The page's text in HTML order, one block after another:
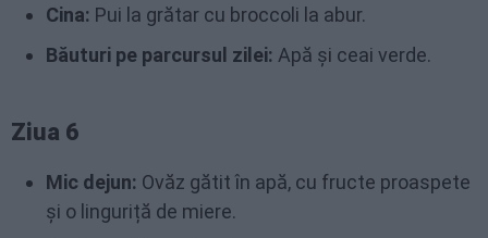
Cina: Pui la grătar cu broccoli la abur.
Băuturi pe parcursul zilei: Apă și ceai verde.
Ziua 6
Mic dejun: Ovăz gătit în apă, cu fructe proaspete
și o linguriță de miere.